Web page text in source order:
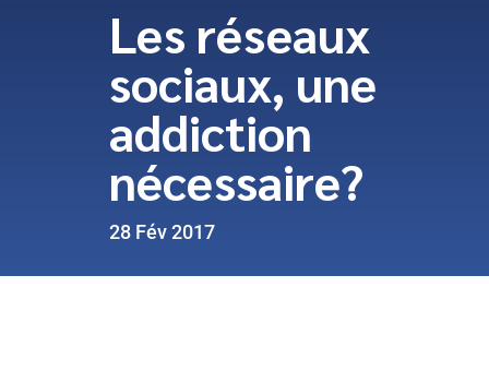
Les réseaux
sociaux, une
addiction
nécessaire?
28 Fév 2017